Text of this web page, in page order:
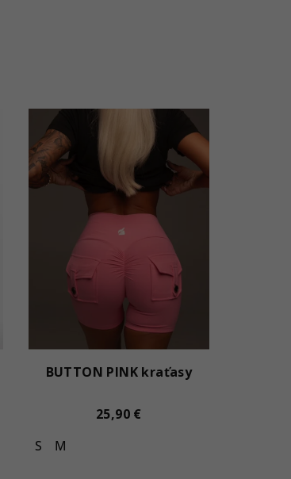
BUTTON PINK kraťasy
25,90 €
S
M